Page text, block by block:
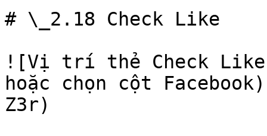
# \_2.18 Check Like
![Vị trí thẻ Check Like
hoặc chọn cột
Z3r)